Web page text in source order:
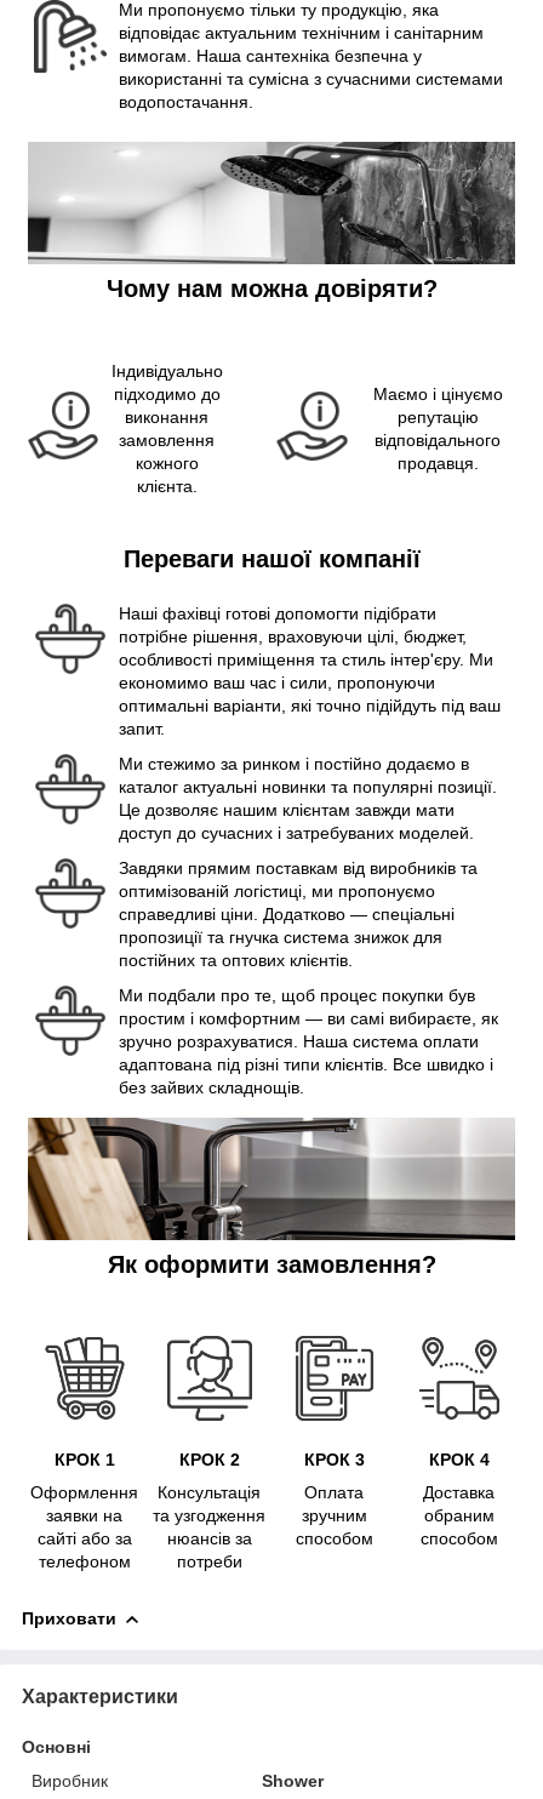
Ми пропонуємо тільки ту продукцію, яка
відповідає актуальним технічним і санітарним
вимогам. Наша сантехніка безпечна у
використанні та сумісна з сучасними системами
водопостачання.
Чому нам можна довіряти?
Індивідуально
підходимо до
виконання
замовлення
кожного
клієнта.
Маємо і цінуємо
репутацію
відповідального
продавця.
Переваги нашої компанії
Наші фахівці готові допомогти підібрати
потрібне рішення, враховуючи цілі, бюджет,
особливості приміщення та стиль інтер'єру. Ми
економимо ваш час і сили, пропонуючи
оптимальні варіанти, які точно підійдуть під ваш
запит.
Ми стежимо за ринком і постійно додаємо в
каталог актуальні новинки та популярні позиції.
Це дозволяє нашим клієнтам завжди мати
доступ до сучасних і затребуваних моделей.
Завдяки прямим поставкам від виробників та
оптимізованій логістиці, ми пропонуємо
справедливі ціни. Додатково — спеціальні
пропозиції та гнучка система знижок для
постійних та оптових клієнтів.
Ми подбали про те, щоб процес покупки був
простим і комфортним — ви самі вибираєте, як
зручно розрахуватися. Наша система оплати
адаптована під різні типи клієнтів. Все швидко і
без зайвих складнощів.
Як оформити замовлення?
КРОК 1
Оформлення
заявки на
сайті або за
телефоном
КРОК 2
Консультація
та узгодження
нюансів за
потреби
КРОК 3
Оплата
зручним
способом
КРОК 4
Доставка
обраним
способом
Приховати
Характеристики
Основні
Виробник
Shower